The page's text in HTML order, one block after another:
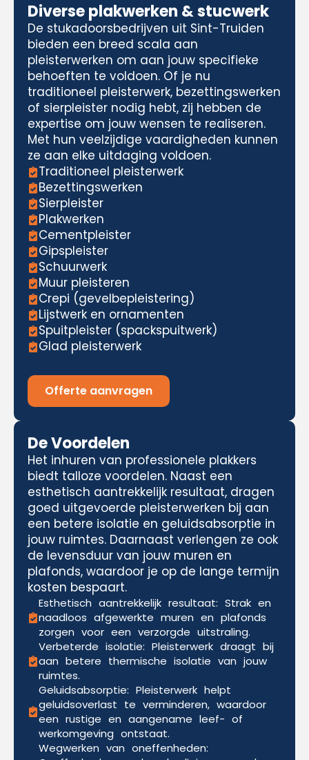
Diverse plakwerken & stucwerk
De stukadoorsbedrijven uit Sint-Truiden
bieden een breed scala aan
pleisterwerken om aan jouw specifieke
behoeften te voldoen. Of je nu
traditioneel pleisterwerk, bezettingswerken
of sierpleister nodig hebt, zij hebben de
expertise om jouw wensen te realiseren.
Met hun veelzijdige vaardigheden kunnen
ze aan elke uitdaging voldoen.
Traditioneel pleisterwerk
Bezettingswerken
Sierpleister
Plakwerken
Cementpleister
Gipspleister
Schuurwerk
Muur pleisteren
Crepi (gevelbepleistering)
Lijstwerk en ornamenten
Spuitpleister (spackspuitwerk)
Glad pleisterwerk
Offerte aanvragen
De Voordelen
Het inhuren van professionele plakkers
biedt talloze voordelen. Naast een
esthetisch aantrekkelijk resultaat, dragen
goed uitgevoerde pleisterwerken bij aan
een betere isolatie en geluidsabsorptie in
jouw ruimtes. Daarnaast verlengen ze ook
de levensduur van jouw muren en
plafonds, waardoor je op de lange termijn
kosten bespaart.
Esthetisch aantrekkelijk resultaat: Strak en
naadloos afgewerkte muren en plafonds
zorgen voor een verzorgde uitstraling.
Verbeterde isolatie: Pleisterwerk draagt bij
aan betere thermische isolatie van jouw
ruimtes.
Geluidsabsorptie: Pleisterwerk helpt
geluidsoverlast te verminderen, waardoor
een rustige en aangename leef- of
werkomgeving ontstaat.
Wegwerken van oneffenheden: